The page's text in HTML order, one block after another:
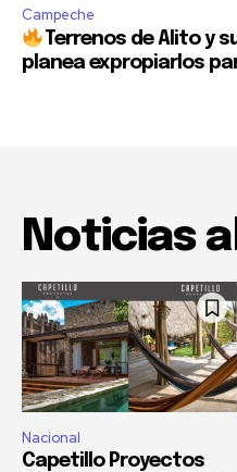
Campeche
Terrenos de Alito y
planea expropiarlos
Noticias
Nacional
Capetillo Proyectos